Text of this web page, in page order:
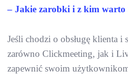
– Jakie zarobki i z kim warto
Jeśli chodzi o obsługę klienta i
zarówno Clickmeeting, jak i
zapewnić swoim użytkownikom